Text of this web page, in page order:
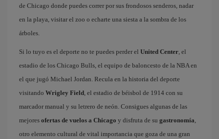
de Chicago donde puedes correr por sus frondosos senderos, nadar
en la playa, visitar el zoo o echarte una siesta a la sombra de los
árboles.
Si lo tuyo es el deporte no te puedes perder el United Center, el
estadio de los Chicago Bulls, el equipo de baloncesto de la NBA en
el que jugó Michael Jordan. Recula en la historia del deporte
visitando Wrigley Field, el estadio de béisbol de 1914 con su
marcador manual y su letrero de neón. Consigues algunas de las
mejores ofertas de vuelos a Chicago y disfruta de su gastronomía,
otro elemento cultural de vital importancia que goza de una gran